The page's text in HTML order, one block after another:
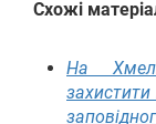
Схожі
На